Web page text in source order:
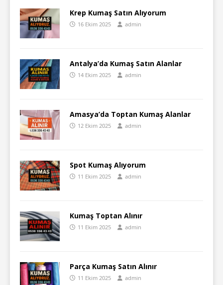
Krep Kumaş Satın Alıyorum
16 Ekim 2025 admin
Antalya’da Kumaş Satın Alanlar
14 Ekim 2025 admin
Amasya’da Toptan Kumaş Alanlar
12 Ekim 2025 admin
Spot Kumaş Alıyorum
11 Ekim 2025 admin
Kumaş Toptan Alınır
11 Ekim 2025 admin
Parça Kumaş Satın Alınır
11 Ekim 2025 admin